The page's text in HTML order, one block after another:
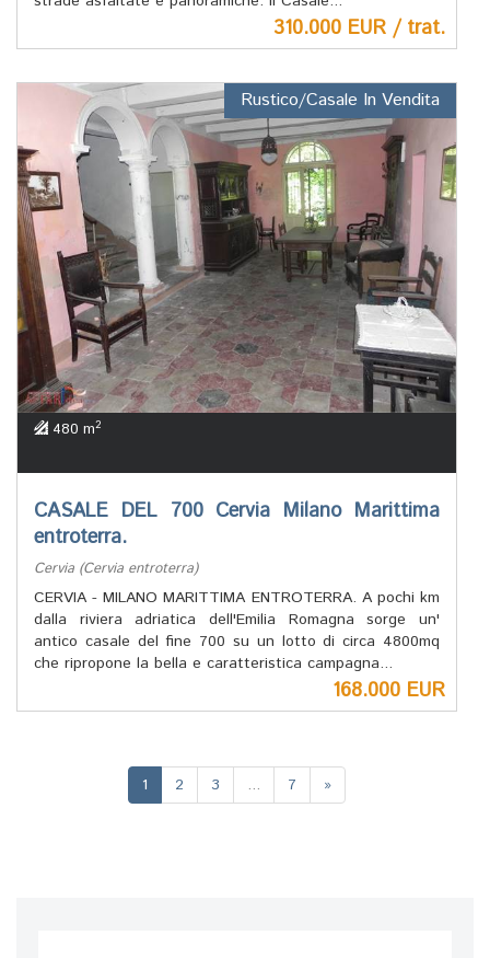
310.000 EUR / trat.
Rustico/Casale In Vendita
480 m2
CASALE DEL 700 Cervia Milano Marittima
entroterra.
Cervia (Cervia entroterra)
CERVIA - MILANO MARITTIMA ENTROTERRA. A pochi km
dalla riviera adriatica dell'Emilia Romagna sorge un'
antico casale del fine 700 su un lotto di circa 4800mq
che ripropone la bella e caratteristica campagna...
168.000 EUR
1 (current)
2 3 ... 7 »